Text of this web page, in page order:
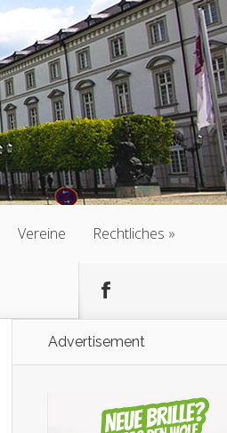
Vereine Rechtliches
Advertisement